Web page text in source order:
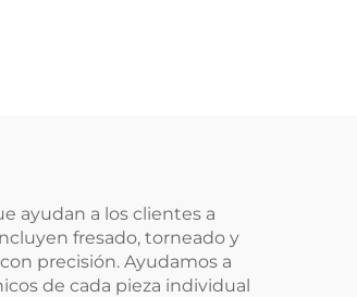
ayudan a los clientes a
fresado, torneado y
precisión. Ayudamos a
de cada pieza individual